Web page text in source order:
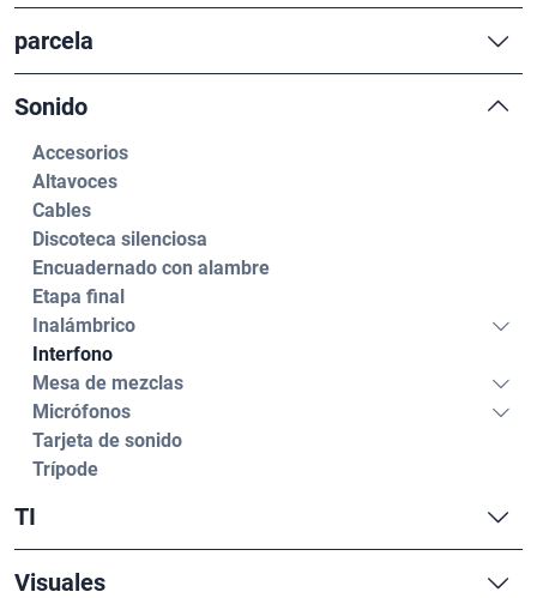
parcela
Sonido
Accesorios
Altavoces
Cables
Discoteca silenciosa
Encuadernado con alambre
Etapa final
Inalámbrico
Interfono
Mesa de mezclas
Micrófonos
Tarjeta de sonido
Trípode
TI
Visuales